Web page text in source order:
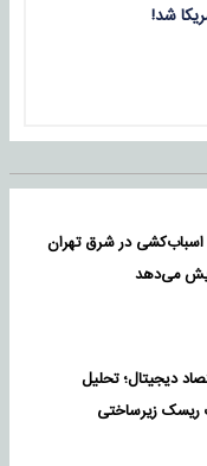
شد!
اسباب‌کشی در شرق تهران
می‌دهد
دیجیتال؛ تحلیل
ریسک زیرساختی